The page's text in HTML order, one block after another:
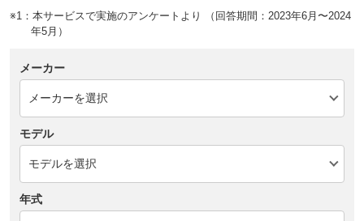
※1：本サービスで実施のアンケートより （回答期間：2023年6月〜2024
年5月）
メーカー
モデル
年式